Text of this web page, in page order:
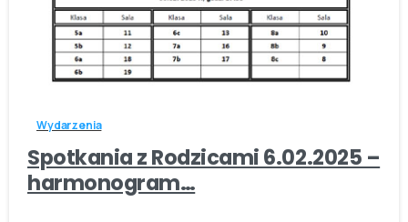
Wydarzenia
Spotkania z Rodzicami 6.02.2025 –
harmonogram…